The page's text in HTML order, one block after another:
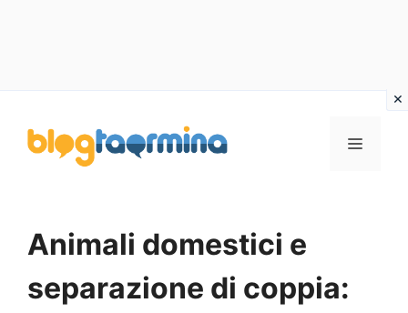
contenuto
MENU
Animali domestici e
separazione di coppia: